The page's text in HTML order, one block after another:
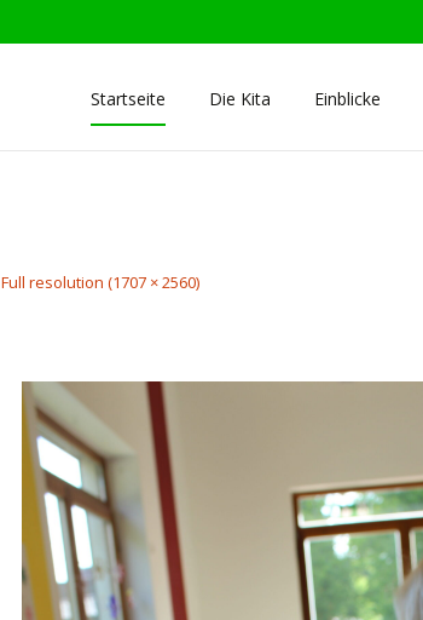
content
Startseite Die Kita Einblicke
Full resolution (1707 × 2560)